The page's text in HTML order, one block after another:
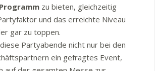
zu bieten, gleichzeitig
und das erreichte Niveau
gar zu toppen.
Partyabende nicht nur bei den
ein gefragtes Event,